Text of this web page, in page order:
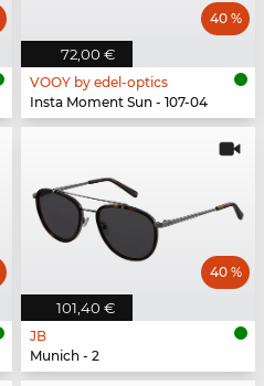
72,00 €
40 %
VOOY by edel-optics
Insta Moment Sun - 107-04
101,40 €
40 %
JB
Munich - 2